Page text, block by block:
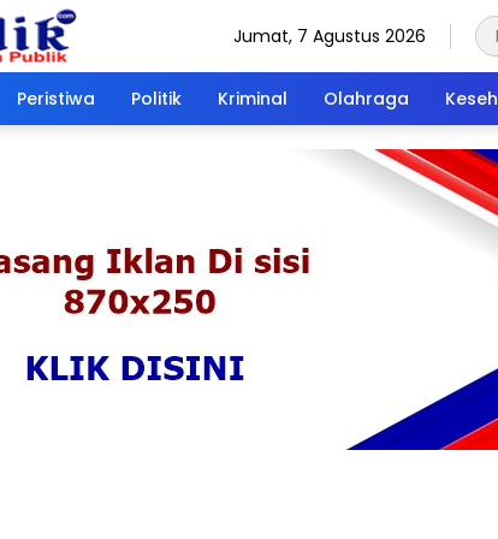
Jumat, 7 Agustus 2026
Peristiwa Politik Kriminal Olahraga